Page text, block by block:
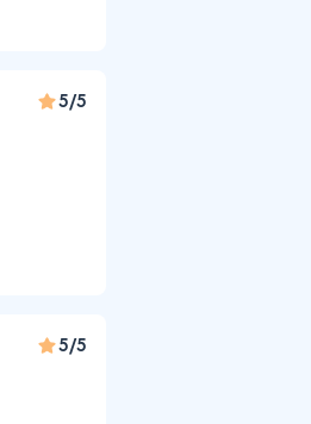
5/5
5/5